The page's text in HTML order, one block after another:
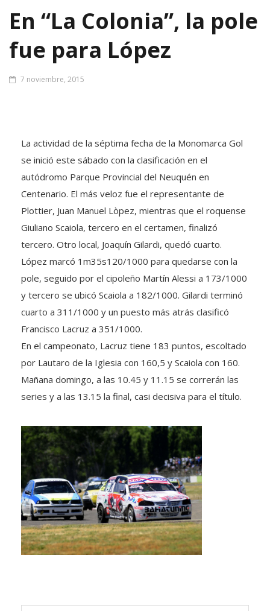
En “La Colonia”, la pole
fue para López
7 noviembre, 2015
La actividad de la séptima fecha de la Monomarca Gol
se inició este sábado con la clasificación en el
autódromo Parque Provincial del Neuquén en
Centenario. El más veloz fue el representante de
Plottier, Juan Manuel Lòpez, mientras que el roquense
Giuliano Scaiola, tercero en el certamen, finalizó
tercero. Otro local, Joaquín Gilardi, quedó cuarto.
López marcó 1m35s120/1000 para quedarse con la
pole, seguido por el cipoleño Martín Alessi a 173/1000
y tercero se ubicó Scaiola a 182/1000. Gilardi terminó
cuarto a 311/1000 y un puesto más atrás clasificó
Francisco Lacruz a 351/1000.
En el campeonato, Lacruz tiene 183 puntos, escoltado
por Lautaro de la Iglesia con 160,5 y Scaiola con 160.
Mañana domingo, a las 10.45 y 11.15 se correrán las
series y a las 13.15 la final, casi decisiva para el título.